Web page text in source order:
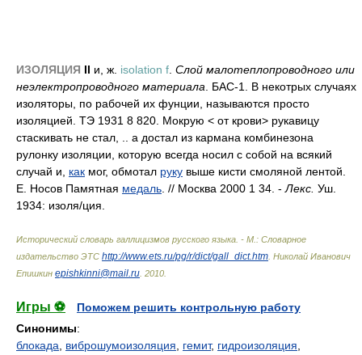
ИЗОЛЯЦИЯ II и, ж. isolation f Слой малотеплопроводного или
неэлектропроводного материала . БАС-1. В некотрых случаях
изоляторы, по рабочей их фунции, называются просто
изоляцией. ТЭ 1931 8 820. Мокрую < от крови> рукавицу
стаскивать не стал, .. а достал из кармана комбинезона
рулонку изоляции, которую всегда носил с собой на всякий
случай и, как мог, обмотал руку выше кисти смоляной лентой.
Е. Носов Памятная медаль . // Москва 2000 1 34. - Лекс. Уш.
1934: изоля/ция.
Исторический словарь галлицизмов русского языка. - М.: Словарное
издательство ЭТС http://www.ets.ru/pg/r/dict/gall_dict.htm Николай Иванович
Епишкин epishkinni@mail.ru 2010
Игры ⚽
Поможем решить контрольную работу
Синонимы:
блокада
виброшумоизоляция гемит, гидроизоляция